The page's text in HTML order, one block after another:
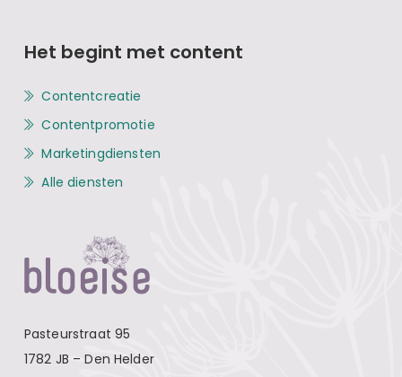
Pasteurstraat 95
1782 JB – Den Helder
Het begint met content
Contentcreatie
Contentpromotie
Marketingdiensten
Alle diensten